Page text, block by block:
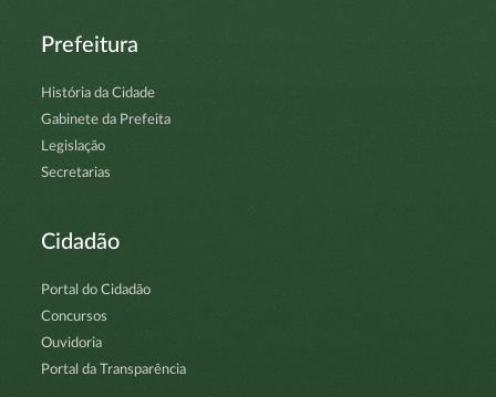
Prefeitura
História da Cidade
Gabinete da Prefeita
Legislação
Secretarias
Cidadão
Portal do Cidadão
Concursos
Ouvidoria
Portal da Transparência